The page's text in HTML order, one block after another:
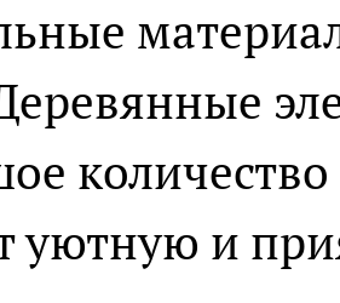
количество
уютную и